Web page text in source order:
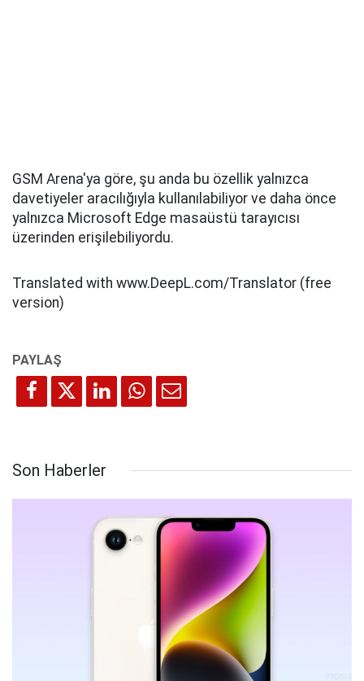
GSM Arena'ya göre, şu anda bu özellik yalnızca
davetiyeler aracılığıyla kullanılabiliyor ve daha önce
yalnızca Microsoft Edge masaüstü tarayıcısı
üzerinden erişilebiliyordu.
Translated with www.DeepL.com/Translator (free
version)
Son Haberler